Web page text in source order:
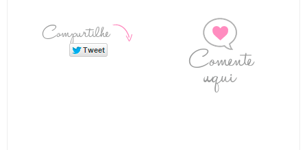
Compartilhe
Comente
aqui